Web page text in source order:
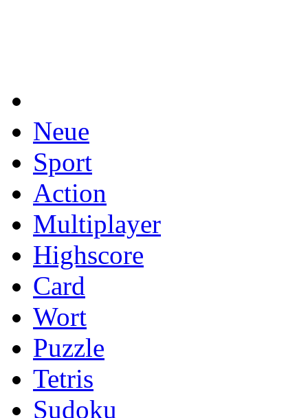
Neue
Sport
Action
Multiplayer
Highscore
Card
Wort
Puzzle
Tetris
Sudoku